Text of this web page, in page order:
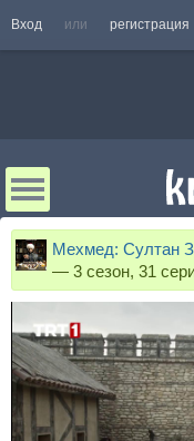
Вход или регистрация
Мехмед: Султан
— 3 сезон, 31